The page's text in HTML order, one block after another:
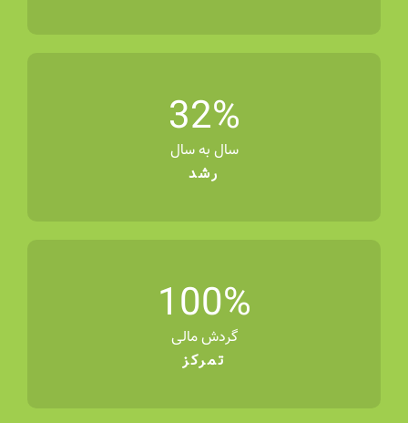
32%
سال به سال
رشد
100%
گردش مالی
تمرکز